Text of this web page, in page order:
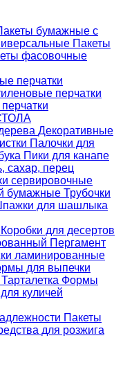
бумажные с
Пакеты
фасовочные
перчатки
перчатки
Декоративные
Палочки для
Пики для канапе
сахар, перец
сервировочные
бумажные Трубочки
для шашлыка
Коробки для десертов
Пергамент
ламинированные
для выпечки
Формы
куличей
Пакеты
для розжига